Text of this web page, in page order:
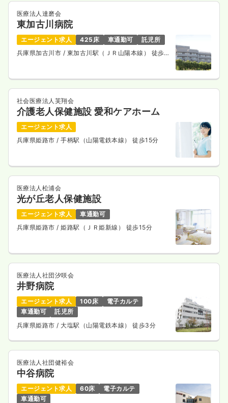
医療法人達磨会
東加古川病院
エージェント求人 425床 車通勤可
託児所
兵庫県加古川市 / 東加古川駅（ＪＲ山陽本線） 徒歩
社会医療法人芙翔会
介護老人保健施設 愛和ケアホーム
エージェント求人
兵庫県姫路市/ 手柄駅（山陽電鉄本線） 徒歩15分
医療法人松浦会
光が丘老人保健施設
エージェント求人
車通勤可
兵庫県姫路市/ 姫路駅（ＪＲ姫新線） 徒歩15分
医療法人社団汐咲会
井野病院
エージェント求人 100床
電子カルテ
車通勤可
託児所
兵庫県姫路市 / 大塩駅（山陽電鉄本線） 徒歩3分
医療法人社団健裕会
中谷病院
エージェント求人 60床
電子カルテ
車通勤可